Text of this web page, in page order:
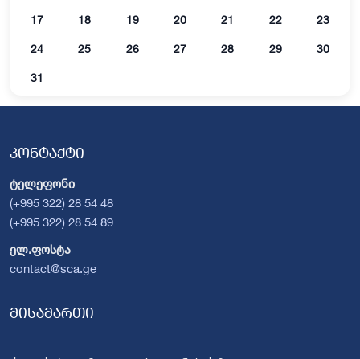
17 18 19 20 21 22 23
24 25 26 27 28 29 30
31
კონტაქტი
ტელეფონი
(+995 322) 28 54 48
(+995 322) 28 54 89
ელ.ფოსტა
contact@sca.ge
მისამართი